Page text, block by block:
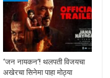
‘जन नायकन’! थलपती विजयचा
अखेरचा सिनेमा पाहा मोठ्या